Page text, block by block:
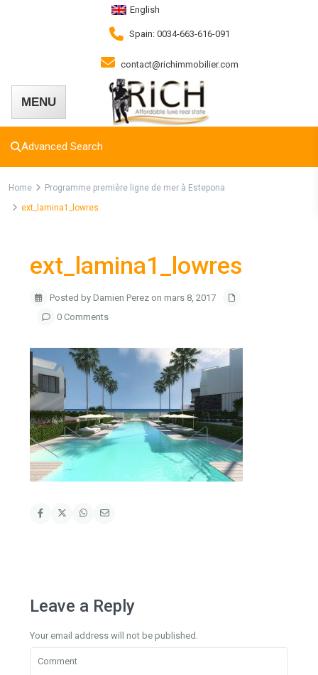
English
Spain: 0034-663-616-091
contact@richimmobilier.com
Advanced Search
Home
Programme première ligne de mer à Estepona
ext_lamina1_lowres
ext_lamina1_lowres
Posted by Damien Perez on mars 8, 2017
0 Comments
Leave a Reply
Your email address will not be published.